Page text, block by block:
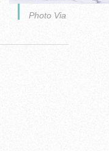
Photo Via